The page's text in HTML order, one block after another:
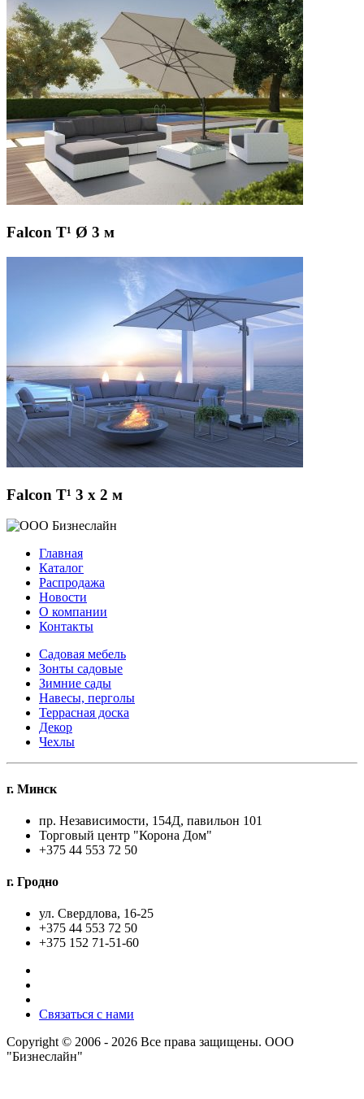
Falcon T¹ Ø 3 м
Falcon T¹ 3 x 2 м
Главная
Каталог
Распродажа
Новости
О компании
Контакты
Садовая мебель
Зонты садовые
Зимние сады
Навесы, перголы
Террасная доска
Декор
Чехлы
г. Минск
пр. Независимости, 154Д, павильон 101
Торговый центр "Корона Дом"
+375 44 553 72 50
г. Гродно
ул. Свердлова, 16-25
+375 44 553 72 50
+375 152 71-51-60
Связаться с нами
Copyright © 2006 - 2026 Все права защищены. ООО
"Бизнеслайн"